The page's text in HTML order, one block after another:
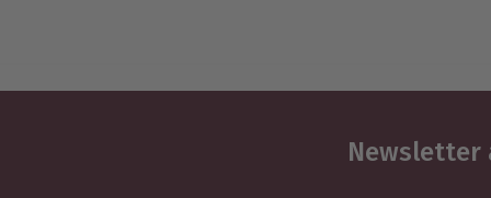
Newsletter